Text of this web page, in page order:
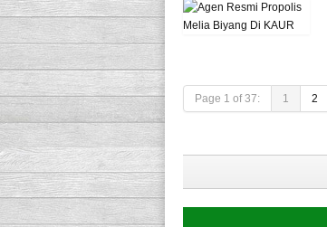
Page 1 of 37: 1 2